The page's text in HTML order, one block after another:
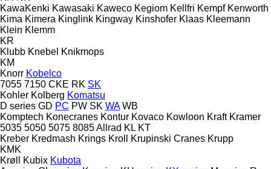
KawaKenki Kawasaki Kaweco Kegiom Kellfri Kempf Kenworth
Kima Kimera Kinglink Kingway Kinshofer Klaas Kleemann
Klein Klemm
KR
Klubb Knebel Knikmops
KM
Knorr Kobelco
7055 7150 CKE RK SK
Kohler Kolberg Komatsu
D series GD PC PW SK WA WB
Komptech Konecranes Kontur Kovaco Kowloon Kraft Kramer
5035 5050 5075 8085Allrad KL KT
Kreber Kredmash Krings Kroll Krupinski Cranes Krupp
KMK
Krøll
Kubix Kubota